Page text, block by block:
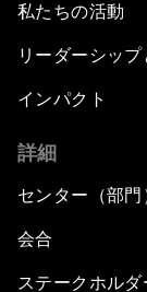
私たちの活動
リーダーシッ
インパクト
詳細
センター（部門
会合
ステークホル